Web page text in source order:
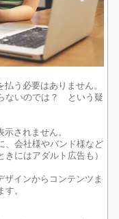
う必要はありません。
ないのでは？ という疑
されません。
、会社様やバンド様など
にはアダルト広告も）
インからコンテンツま
。